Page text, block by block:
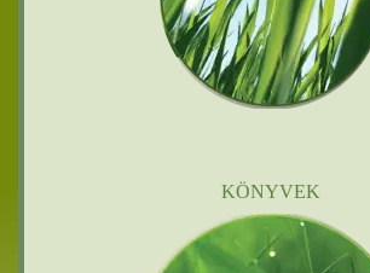
KÖNYVEK